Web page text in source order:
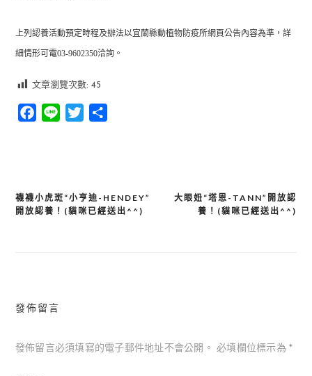
上列認養活動預定時程及辦法以宜蘭縣動植物防疫所網頁公告內容為準，詳
細情形可電03-9602350洽詢。
文章瀏覽次數: 45
Facebook
Line Twitter
文
大眼妞“塔恩-TANN”開放認
養！(貓咪已經送出^^)
襪襪小虎斑“小亨迪-HENDEY”
開放認養！(貓咪已經送出^^)
發佈留言
發佈留言必須填寫的電子郵件地址不會公開。 必填欄位標示為*